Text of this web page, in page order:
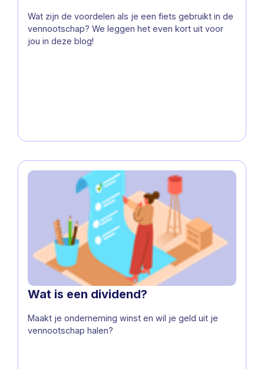
Wat zijn de voordelen als je een fiets gebruikt in de
vennootschap? We leggen het even kort uit voor
jou in deze blog!
Wat is een dividend?
Maakt je onderneming winst en wil je geld uit je
vennootschap halen?